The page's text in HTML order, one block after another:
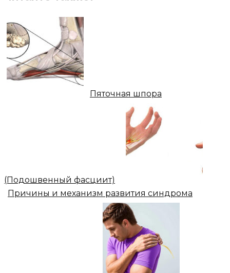
Пяточная шпора
(Подошвенный фасциит)
Причины и механизм развития синдрома